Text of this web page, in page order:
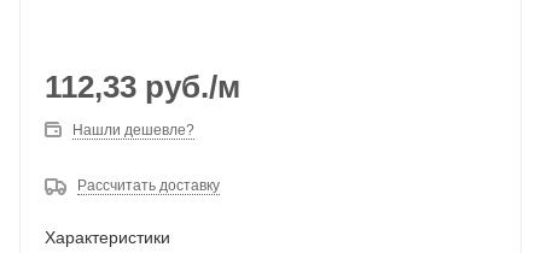
112,33 руб./м
Нашли дешевле?
Рассчитать доставку
Характеристики